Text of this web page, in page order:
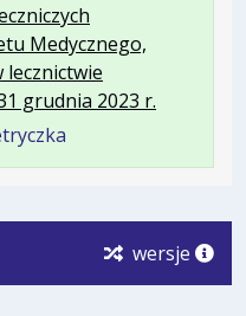
Medycznego,
lecznictwie
grudnia 2023 r.
karcie.
wersje